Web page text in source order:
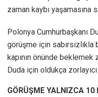
zaman kaybı yaşamasına
Polonya Cumhurbaşkanı
görüşme için
kapının önünde
Duda için oldukça
GÖRÜŞME YALNIZCA 10